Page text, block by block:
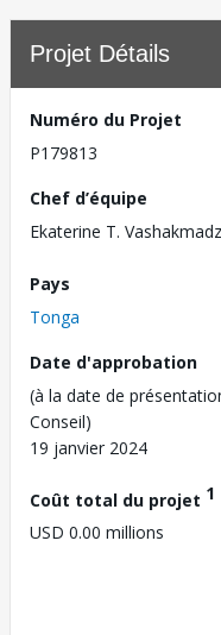
Projet Détails
Numéro du Projet
P179813
Chef d’équipe
Ekaterine T.
Pays
Tonga
Date d'approbation
(à la date de
Conseil)
19 janvier 2024
Coût total du projet 1
USD 0.00 millions